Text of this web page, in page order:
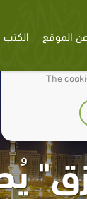
We use
The
الموقع الكتب